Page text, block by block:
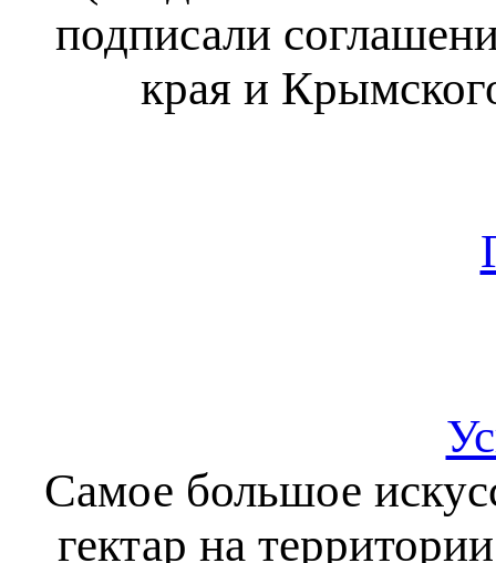
подписали
края и
Самое большое
гектар на